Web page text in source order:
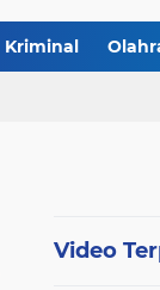
Kriminal
Video